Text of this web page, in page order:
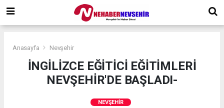
Anasayfa Nevşehir
İNGİLİZCE EĞİTİCİ EĞİTİMLERİ
NEVŞEHİR'DE BAŞLADI-
NEVŞEHIR